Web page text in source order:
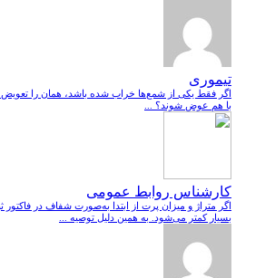
تیموری
اگر فقط یکی از شمع‌ها خراب شده باشد، همان را تعویض
با هم عوض شوند؟ ...
کارشناس روابط عمومی
اگر متراژ و میزان پرت از ابتدا به‌صورت شفاف در
بسیار کمتر می‌شود. به همین دلیل توصیه ...